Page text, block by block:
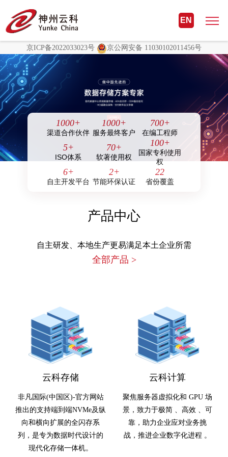
非凡国际(中国区)-官方网站
EN
京ICP备2022033023号
京公网安备 11030102011456号
1000+
渠道合作伙伴
1000+
服务最终客户
700+
在编工程师
5+
ISO体系
70+
软著使用权
100+
国家专利使用
权
6+
自主开发平台
2+
节能环保认证
22
省份覆盖
产品中心
自主研发、本地生产更易满足本土企业所需
全部产品 >
云科存储
非凡国际(中国区)-官方网站
推出的支持端到端NVMe及纵
向和横向扩展的全闪存系
列，是专为数据时代设计的
现代化存储一体机。
云科计算
聚焦服务器虚拟化和 GPU 场
景，致力于极简 、高效 、可
靠，助力企业应对业务挑
战，推进企业数字化进程 。